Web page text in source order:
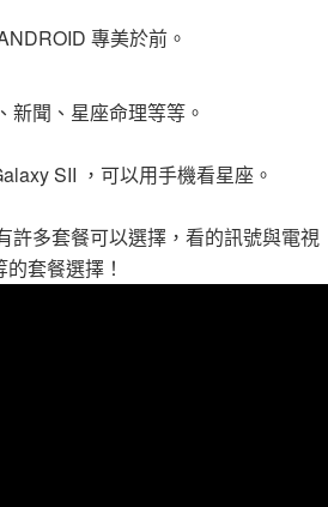
專美於前。
聞、星座命理等等。
SII ，可以用手機看星座。
許多套餐可以選擇，看的訊號與電視
套餐選擇！